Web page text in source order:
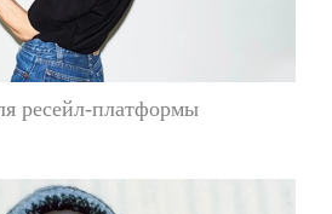
ресейл-платформы